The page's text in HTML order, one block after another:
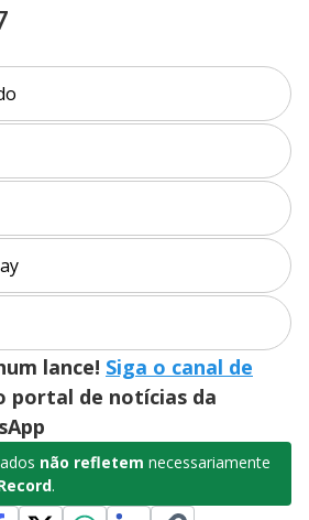
lance! Siga o canal de
portal de notícias da
não refletem necessariamente
.